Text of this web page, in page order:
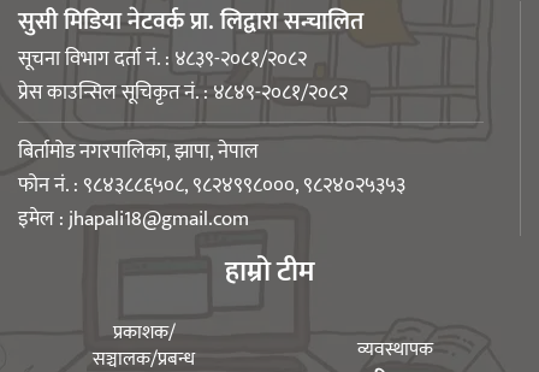
नेपाली युवा उद्यमी मञ्च झापाको अध्यक्षमा
मिजास पोखरेल
बिर्तामोड स्मार्ट लेडीद्धारा सामुदायिक
कुकुरलाई खानासहित स्वैच्छिक आँखादान
सुसी मिडिया नेटवर्क प्रा. लिद्वारा सन्चालित
सूचना विभाग दर्ता नं. : ४८३९-२०८१/२०८२
प्रेस काउन्सिल सूचिकृत नं. : ४८४९-२०८१/२०८२
बिर्तामोड नगरपालिका, झापा, नेपाल
फोन नं. : ९८४३८८६५०८, ९८२४९९८०००, ९८२४०२५३५३
इमेल :jhapali18@gmail.com
हाम्रो टीम
प्रकाशक/
सञ्चालक/प्रबन्ध
व्यवस्थापक